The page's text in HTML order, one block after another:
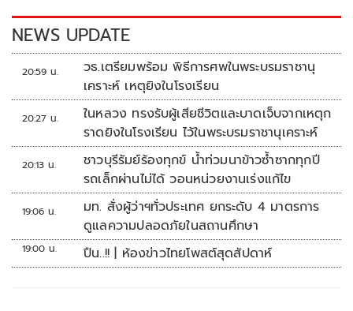
k k
NEWS UPDATE
20:59 น.
วธ.เตรียมพร้อม พิธีการศพในพระบรมราชานุ
เคราะห์ เหตุยิงในโรงเรียน
20:27 น.
ในหลวง ทรงรับผู้เสียชีวิตและบาดเจ็บจากเหตุก
ราดยิงในโรงเรียน ไว้ในพระบรมราชานุเคราะห์
20:13 น.
ชาวบุรีรัมย์ร้องทุกข์ น้ำท่วมนาข้าวซ้ำซากทุกปี
รถเล็กผ่านไม่ได้ วอนหน่วยงานเร่งแก้ไข
19:06 น.
มท. สั่งผู้ว่าฯทั่วประเทศ ยกระดับ 4 มาตรการ
ดูแลความปลอดภัยในสถานศึกษา
19:00 น. ปืน..!! | ห้องข่าวไทยโพสต์สุดสัปดาห์